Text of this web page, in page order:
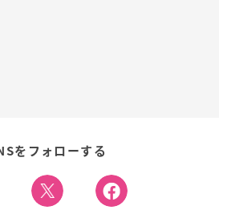
をフォローする